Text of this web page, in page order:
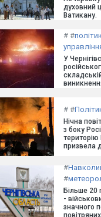
духовний
Ватикану.
# #
У
# #
Нічна
з боку
територію
призвела
#
#
Більше 20
-
значного